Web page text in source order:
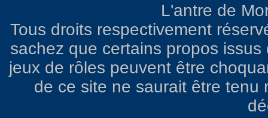
L'antre de
Tous droits respectivement
sachez que certains propos
jeux de rôles peuvent être
de ce site ne saurait être tenu